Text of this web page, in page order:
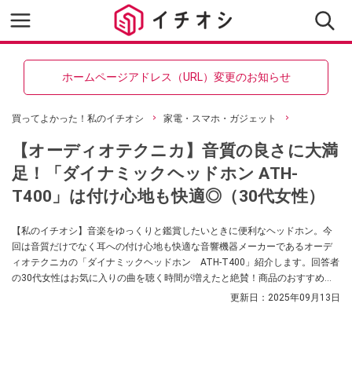
ホームページアドレス（URL）変更のお知らせ
買ってよかった！私のイチオシ 家電・スマホ・ガジェット
【オーディオテクニカ】音質の良さに大満
足！「ダイナミックヘッドホン ATH-
T400」は付け心地も快適◎（30代女性）
【私のイチオシ】音楽をゆっくりと鑑賞したいときに便利なヘッドホン。今
回は音質だけでなく耳への付け心地も快適な音響機器メーカーであるオーデ
ィオテクニカの「ダイナミックヘッドホン ATH-T400」紹介します。回答者
の30代女性はお気に入りの曲を聴く時間が増えたと絶賛！商品のおすすめポ
更新日： 2025年09月13日